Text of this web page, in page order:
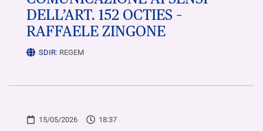
DELL’ART. 152 OCTIES –
RAFFAELE ZINGONE
SDIR: REGEM
15/05/2026 18:37